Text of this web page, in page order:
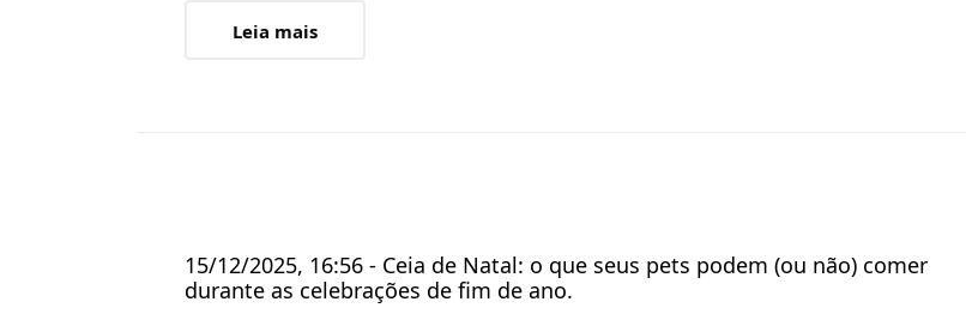
Leia mais
15/12/2025, 16:56 - Ceia de Natal: o que seus pets podem (ou não) comer
durante as celebrações de fim de ano.